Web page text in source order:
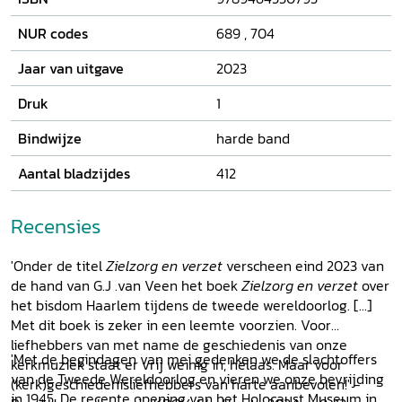
NUR codes
689 ,704
Jaar van uitgave
2023
Druk
1
Bindwijze
harde band
Aantal bladzijdes
412
Recensies
'Onder de titelZielzorg en verzet verscheen eind 2023 van
de hand van G.J .van Veen het boekZielzorg en verzetover
het bisdom Haarlem tijdens de tweede wereldoorlog. [...]
Met dit boek is zeker in een leemte voorzien. Voor
liefhebbers van met name de geschiedenis van onze
kerkmuziek staat er vrij weinig in, helaas. Maar voor
(kerk)geschiedenisliefhebbers van harte aanbevolen!' -
'Met de begindagen van mei gedenken we de slachtoffers
van de Tweede Wereldoorlog en vieren we onze bevrijding